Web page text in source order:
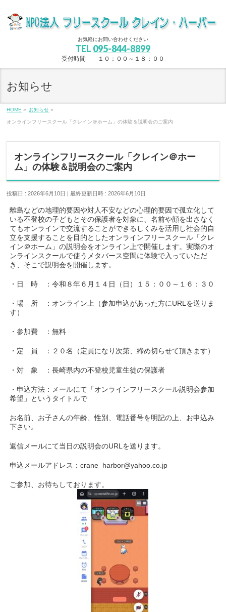
お気軽にお問い合わせください
TEL 095-844-8899
受付時間 １０：００～１８：００
お知らせ
HOME » お知らせ »
オンラインフリースクール「クレイン＠ホーム」の体験＆説明会のご案内
オンラインフリースクール「クレイン＠ホー
ム」の体験＆説明会のご案内
投稿日 : 2026年6月10日 最終更新日時 : 2026年6月10日
離島などの地理的要因や対人不安などの心理的要因で孤立化して
いる不登校の子どもとその保護者を対象に、名前や顔を出さなく
てもオンラインで交流することができるしくみを活用し社会的自
立を支援することを目的としたオンラインフリースクール「クレ
イン＠ホーム」の説明会をオンライン上で開催します。実際のオ
ンラインスクールで使うメタバース空間に体験で入っていただ
き、そこで説明会を開催します。
・日 時 ：令和８年６月１４日（日）１５：００～１６：３０
・場 所 ：オンライン上（参加申込があった方にURLを送りま
す）
・参加費 ：無料
・定 員 ：２０名（定員になり次第、締め切らせて頂きます）
・対 象 ：長崎県内の不登校児童生徒の保護者
・申込方法：メールにて「オンラインフリースクール説明会参加
希望」というタイトルで
お名前、お子さんの年齢、性別、電話番号を明記の上、お申込み
下さい。
返信メールにて当日の説明会のURLを送ります。
申込メールアドレス：crane_harbor@yahoo.co.jp
ご参加、お待ちしております。